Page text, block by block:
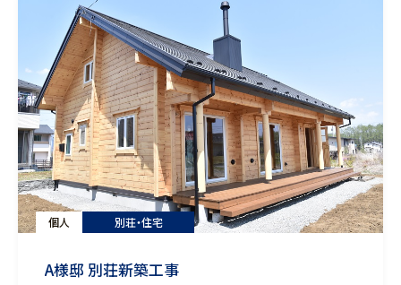
個人 別荘・住宅
A様邸 別荘新築工事